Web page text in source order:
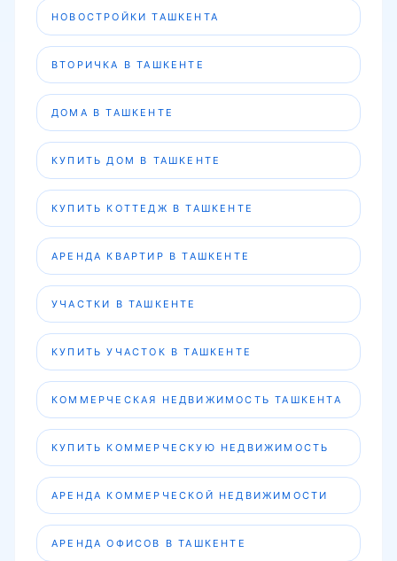
НОВОСТРОЙКИ ТАШКЕНТА
ВТОРИЧКА В ТАШКЕНТЕ
ДОМА В ТАШКЕНТЕ
КУПИТЬ ДОМ В ТАШКЕНТЕ
КУПИТЬ КОТТЕДЖ В ТАШКЕНТЕ
АРЕНДА КВАРТИР В ТАШКЕНТЕ
УЧАСТКИ В ТАШКЕНТЕ
КУПИТЬ УЧАСТОК В ТАШКЕНТЕ
КОММЕРЧЕСКАЯ НЕДВИЖИМОСТЬ ТАШКЕНТА
КУПИТЬ КОММЕРЧЕСКУЮ НЕДВИЖИМОСТЬ
АРЕНДА КОММЕРЧЕСКОЙ НЕДВИЖИМОСТИ
АРЕНДА ОФИСОВ В ТАШКЕНТЕ